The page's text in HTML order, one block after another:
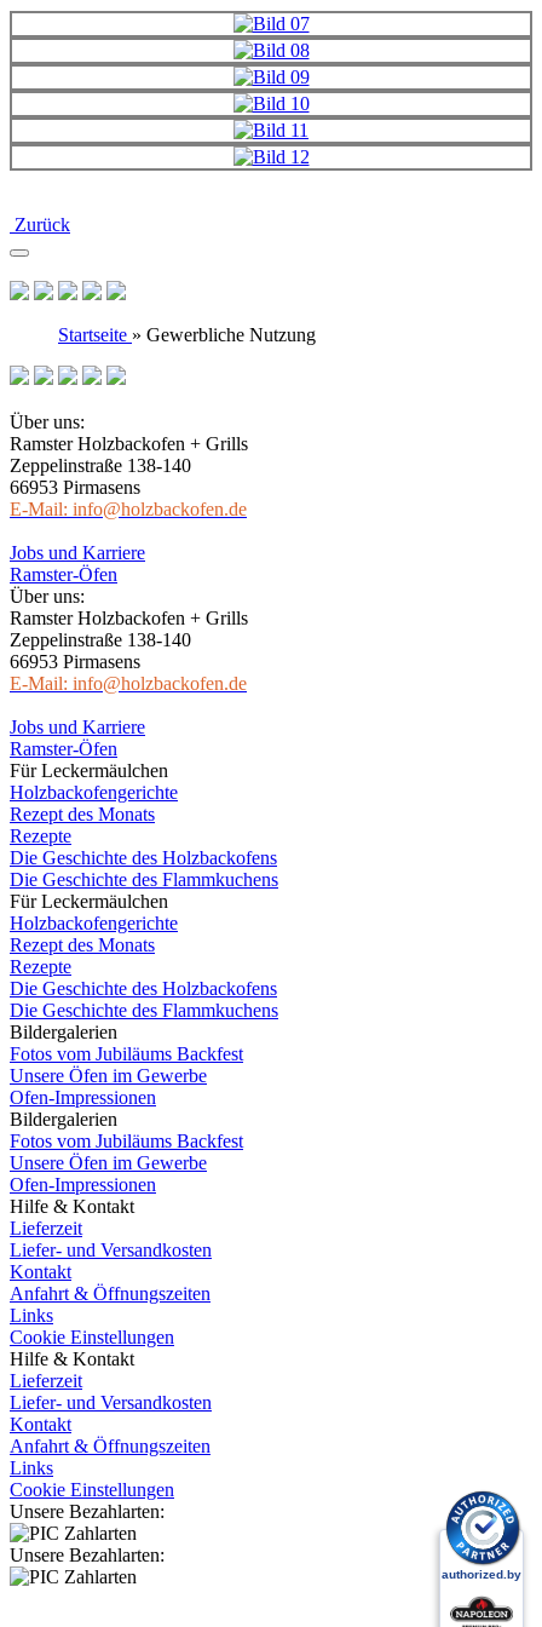
Zurück
Startseite » Gewerbliche Nutzung
Über uns:
Ramster Holzbackofen + Grills
Zeppelinstraße 138-140
66953 Pirmasens
E-Mail: info@holzbackofen.de
Jobs und Karriere
Ramster-Öfen
Über uns:
Ramster Holzbackofen + Grills
Zeppelinstraße 138-140
66953 Pirmasens
E-Mail: info@holzbackofen.de
Jobs und Karriere
Ramster-Öfen
Für Leckermäulchen
Holzbackofengerichte
Rezept des Monats
Rezepte
Die Geschichte des Holzbackofens
Die Geschichte des Flammkuchens
Für Leckermäulchen
Holzbackofengerichte
Rezept des Monats
Rezepte
Die Geschichte des Holzbackofens
Die Geschichte des Flammkuchens
Bildergalerien
Fotos vom Jubiläums Backfest
Unsere Öfen im Gewerbe
Ofen-Impressionen
Bildergalerien
Fotos vom Jubiläums Backfest
Unsere Öfen im Gewerbe
Ofen-Impressionen
Hilfe & Kontakt
Lieferzeit
Liefer- und Versandkosten
Kontakt
Anfahrt & Öffnungszeiten
Links
Cookie Einstellungen
Hilfe & Kontakt
Lieferzeit
Liefer- und Versandkosten
Kontakt
Anfahrt & Öffnungszeiten
Links
Cookie Einstellungen
Unsere Bezahlarten:
Unsere Bezahlarten: